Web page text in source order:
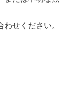
せください。